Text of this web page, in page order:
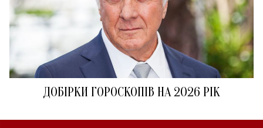
ДОБІРКИ ГОРОСКОПІВ НА 2026 РІК